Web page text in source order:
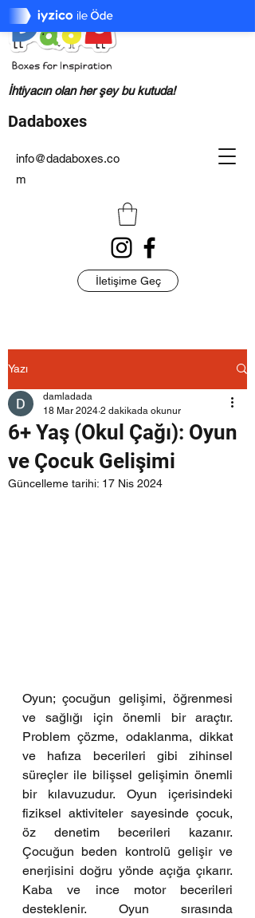
info@dadaboxes.co
m
İletişime Geç
İhtiyacın olan her şey bu kutuda!
Dadaboxes
Yazı
6+ Yaş (Okul Çağı): Oyun
ve Çocuk Gelişimi
damladada
18 Mar 2024 2 dakikada okunur
Güncelleme tarihi: 17 Nis 2024
Oyun; çocuğun gelişimi, öğrenmesi
ve sağlığı için önemli bir araçtır.
Problem çözme, odaklanma, dikkat
ve hafıza becerileri gibi zihinsel
süreçler ile bilişsel gelişimin önemli
bir kılavuzudur. Oyun içerisindeki
fiziksel aktiviteler sayesinde çocuk,
öz denetim becerileri kazanır.
Çocuğun beden kontrolü gelişir ve
enerjisini doğru yönde açığa çıkarır.
Kaba ve ince motor becerileri
desteklenir. Oyun sırasında